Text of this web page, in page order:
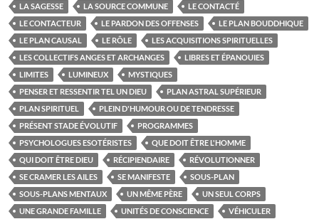
LA SAGESSE
LA SOURCE COMMUNE
LE CONTACTÉ
LE CONTACTEUR
LE PARDON DES OFFENSES
LE PLAN BOUDDHIQUE
LE PLAN CAUSAL
LE RÔLE
LES ACQUISITIONS SPIRITUELLES
LES COLLECTIFS ANGES ET ARCHANGES
LIBRES ET ÉPANOUIES
LIMITES
LUMINEUX
MYSTIQUES
PENSER ET RESSENTIR TEL UN DIEU
PLAN ASTRAL SUPÉRIEUR
PLAN SPIRITUEL
PLEIN D'HUMOUR OU DE TENDRESSE
PRÉSENT STADE ÉVOLUTIF
PROGRAMMES
PSYCHOLOGUES ESOTÉRISTES
QUE DOIT ÊTRE L'HOMME
QUI DOIT ÊTRE DIEU
RÉCIPIENDAIRE
RÉVOLUTIONNER
SE CRAMER LES AILES
SE MANIFESTE
SOUS-PLAN
SOUS-PLANS MENTAUX
UN MÊME PÈRE
UN SEUL CORPS
UNE GRANDE FAMILLE
UNITÉS DE CONSCIENCE
VÉHICULER